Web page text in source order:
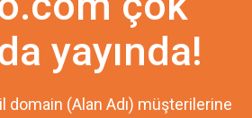
yayında!
(Alan Adı) müşterilerine